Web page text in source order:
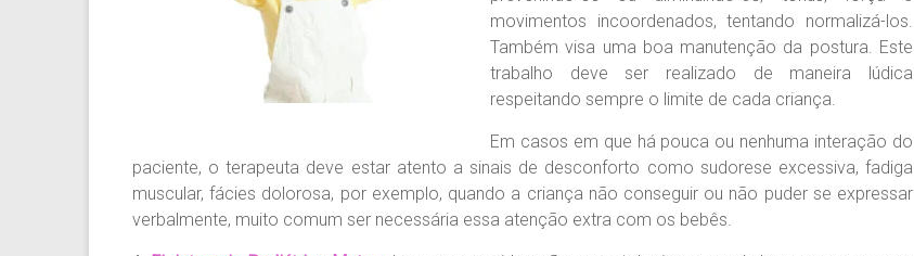
movimentos incoordenados, tentando normalizá-los.
Também visa uma boa manutenção da postura. Este
trabalho deve ser realizado de maneira lúdica
respeitando sempre o limite de cada criança.
Em casos em que há pouca ou nenhuma interação do
paciente, o terapeuta deve estar atento a sinais de desconforto como sudorese excessiva, fadiga
muscular, fácies dolorosa, por exemplo, quando a criança não conseguir ou não puder se expressar
verbalmente, muito comum ser necessária essa atenção extra com os bebês.